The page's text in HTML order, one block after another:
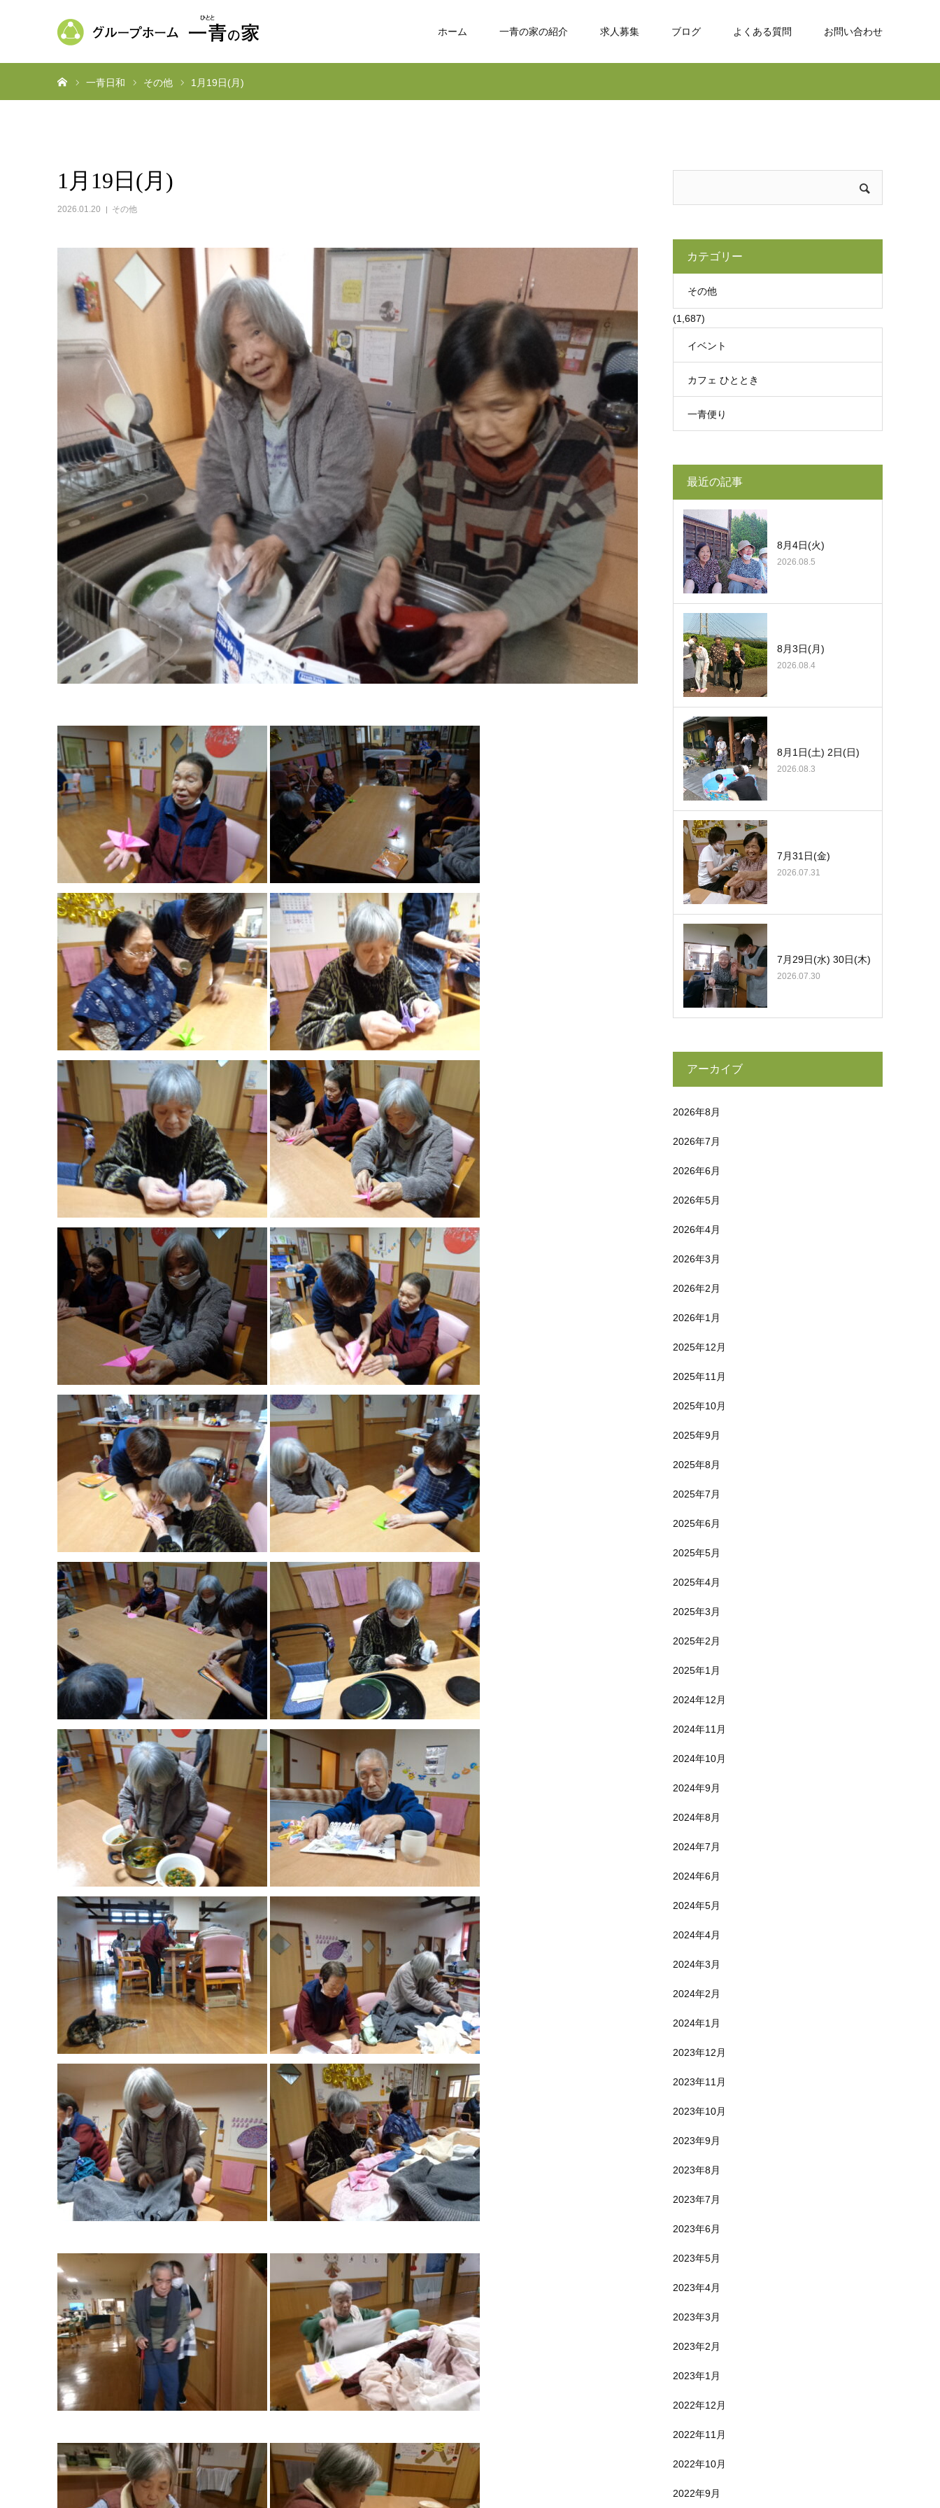
ホーム 一青の家の紹介 求人募集 ブログ よくある質問 お問い合わせ
一青日和 その他 1月19日(月)
1月19日(月)
2026.01.20 その他
カテゴリー
その他
(1,687)
イベント
カフェ ひととき
一青便り
最近の記事
8月4日(火)
2026.08.5
8月3日(月)
2026.08.4
8月1日(土) 2日(日)
2026.08.3
7月31日(金)
2026.07.31
7月29日(水) 30日(木)
2026.07.30
アーカイブ
2026年8月
2026年7月
2026年6月
2026年5月
2026年4月
2026年3月
2026年2月
2026年1月
2025年12月
2025年11月
2025年10月
2025年9月
2025年8月
2025年7月
2025年6月
2025年5月
2025年4月
2025年3月
2025年2月
2025年1月
2024年12月
2024年11月
2024年10月
2024年9月
2024年8月
2024年7月
2024年6月
2024年5月
2024年4月
2024年3月
2024年2月
2024年1月
2023年12月
2023年11月
2023年10月
2023年9月
2023年8月
2023年7月
2023年6月
2023年5月
2023年4月
2023年3月
2023年2月
2023年1月
2022年12月
2022年11月
2022年10月
2022年9月